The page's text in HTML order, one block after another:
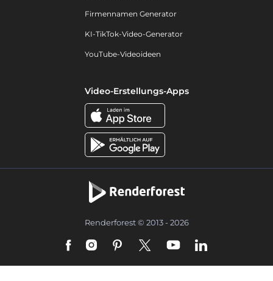
Firmennamen Generator
KI-TikTok-Video-Generator
YouTube-Videoideen
Video-Erstellungs-Apps
Renderforest © 2013 - 2026